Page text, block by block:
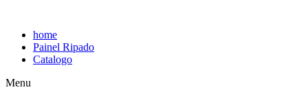
conteúdo
home
Painel Ripado
Catalogo
Menu